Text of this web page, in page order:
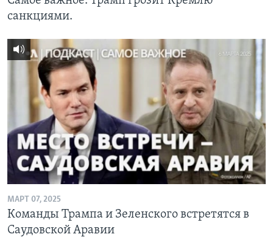
санкциями.
МАРТ 07, 2025
Команды Трампа и Зеленского встретятся в
Саудовской Аравии